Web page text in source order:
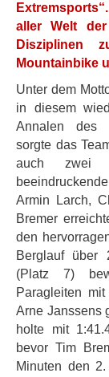
aller Welt der
Disziplinen
Mountainbike
Unter dem
in diesem
Annalen des
sorgte das
auch zwei
Armin Larch,
Bremer
den
Berglauf über
(Platz 7)
Paragleiten
Arne Janssens
holte mit
bevor Tim
Minuten den